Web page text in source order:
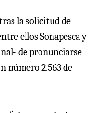
la solicitud de
ellos Sonapesca y
de pronunciarse
número 2.563 de